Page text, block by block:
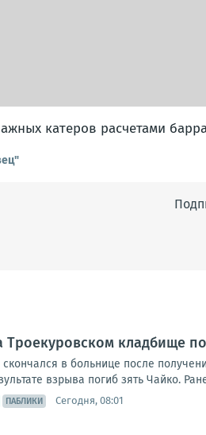
катеров расчетами
Троекуровском кладбище
в больнице после
взрыва погиб зять Чайко.
ПАБЛИКИ Сегодня, 08:01